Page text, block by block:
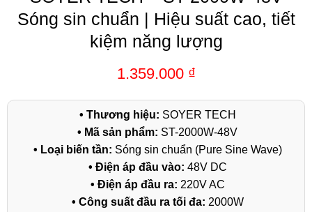
Sóng sin chuẩn | Hiệu suất cao, tiết
kiệm năng lượng
1.359.000 ₫
• Thương hiệu: SOYER TECH
• Mã sản phẩm: ST-2000W-48V
• Loại biến tần: Sóng sin chuẩn (Pure Sine Wave)
• Điện áp đầu vào: 48V DC
• Điện áp đầu ra: 220V AC
• Công suất đầu ra tối đa: 2000W